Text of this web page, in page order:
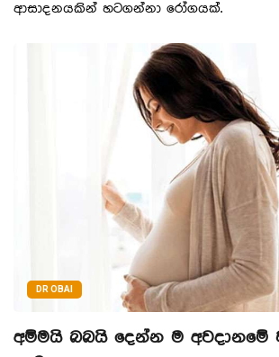
ආසාදනයකින් හටගන්නා රෝගයක්.
DR OBAI
අම්මයි බබයි දෙන්න ම අවදානමේ